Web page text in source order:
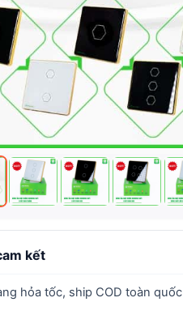
kết
hỏa tốc, ship COD toàn quốc